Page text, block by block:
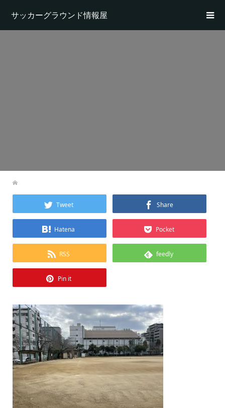
サッカーグラウンド情報屋
Tweet Share
Hatena Pocket
RSS feedly
Pin it